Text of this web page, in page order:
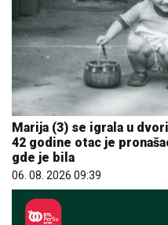
Marija (3) se igrala u
42 godine otac je
gde je bila
06. 08. 2026 09:39